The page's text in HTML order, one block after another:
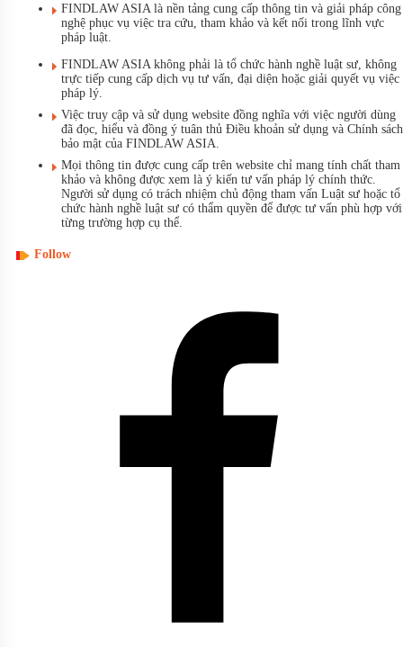
FINDLAW ASIA là nền tảng cung cấp thông tin và giải pháp công
nghệ phục vụ việc tra cứu, tham khảo và kết nối trong lĩnh vực
pháp luật.
FINDLAW ASIA không phải là tổ chức hành nghề luật sư, không
trực tiếp cung cấp dịch vụ tư vấn, đại diện hoặc giải quyết vụ việc
pháp lý.
Việc truy cập và sử dụng website đồng nghĩa với việc người dùng
đã đọc, hiểu và đồng ý tuân thủ Điều khoản sử dụng và Chính sách
bảo mật của FINDLAW ASIA.
Mọi thông tin được cung cấp trên website chỉ mang tính chất tham
khảo và không được xem là ý kiến tư vấn pháp lý chính thức.
Người sử dụng có trách nhiệm chủ động tham vấn Luật sư hoặc tổ
chức hành nghề luật sư có thẩm quyền để được tư vấn phù hợp với
từng trường hợp cụ thể.
Follow